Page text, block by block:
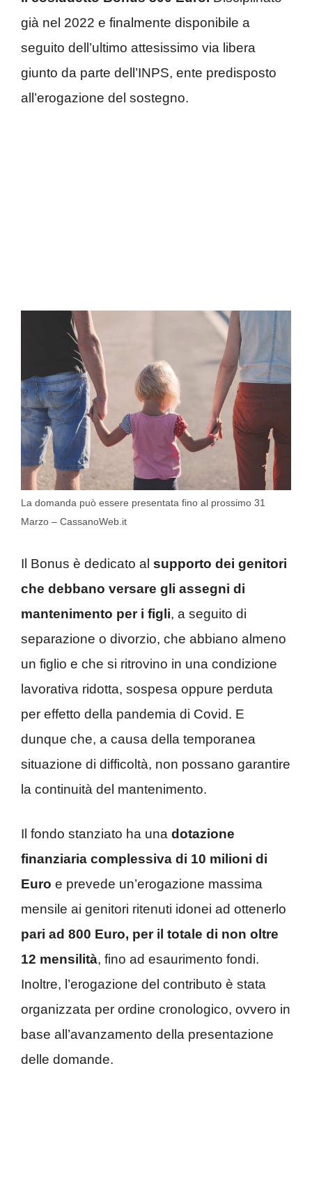
già nel 2022 e finalmente disponibile a
seguito dell’ultimo attesissimo via libera
giunto da parte dell’INPS, ente predisposto
all’erogazione del sostegno.
La domanda può essere presentata fino al prossimo 31
Marzo – CassanoWeb.it
Il Bonus è dedicato al supporto dei genitori
che debbano versare gli assegni di
mantenimento per i figli, a seguito di
separazione o divorzio, che abbiano almeno
un figlio e che si ritrovino in una condizione
lavorativa ridotta, sospesa oppure perduta
per effetto della pandemia di Covid. E
dunque che, a causa della temporanea
situazione di difficoltà, non possano garantire
la continuità del mantenimento.
Il fondo stanziato ha una dotazione
finanziaria complessiva di 10 milioni di
Euro e prevede un’erogazione massima
mensile ai genitori ritenuti idonei ad ottenerlo
pari ad 800 Euro, per il totale di non oltre
12 mensilità, fino ad esaurimento fondi.
Inoltre, l’erogazione del contributo è stata
organizzata per ordine cronologico, ovvero in
base all’avanzamento della presentazione
delle domande.